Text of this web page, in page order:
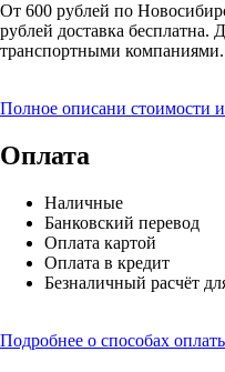
От 600 рублей по
рублей доставка бесплатна.
транспортными компаниями.
Полное описани стоимости
Оплата
Наличные
Банковский перевод
Оплата картой
Оплата в кредит
Безналичный расчёт
Подробнее о способах